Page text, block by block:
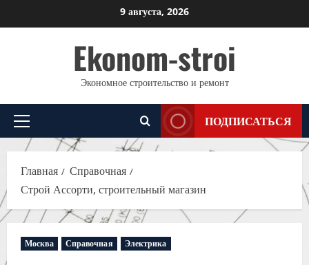
к
9 августа, 2026
Ekonom-stroi
Экономное строительство и ремонт
Основное
меню
ПОДПИСАТЬСЯ
Главная
Справочная
Строй Ассорти, строительный магазин
Москва Справочная Электрика